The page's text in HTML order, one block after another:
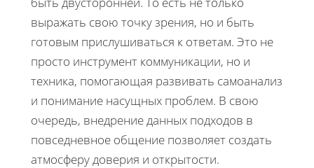
выражать свою точку зрения, но и быть
готовым прислушиваться к ответам. Это не
просто инструмент коммуникации, но и
техника, помогающая развивать самоанализ
и понимание насущных проблем. В свою
очередь, внедрение данных подходов в
повседневное общение позволяет создать
атмосферу доверия и открытости.